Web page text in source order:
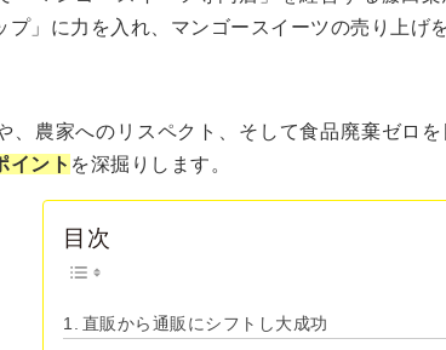
」に力を入れ、マンゴースイーツの売り上げ
、農家へのリスペクト、そして食品廃棄ゼロ
イント を深掘りします。
目次
直販から通販にシフトし大成功